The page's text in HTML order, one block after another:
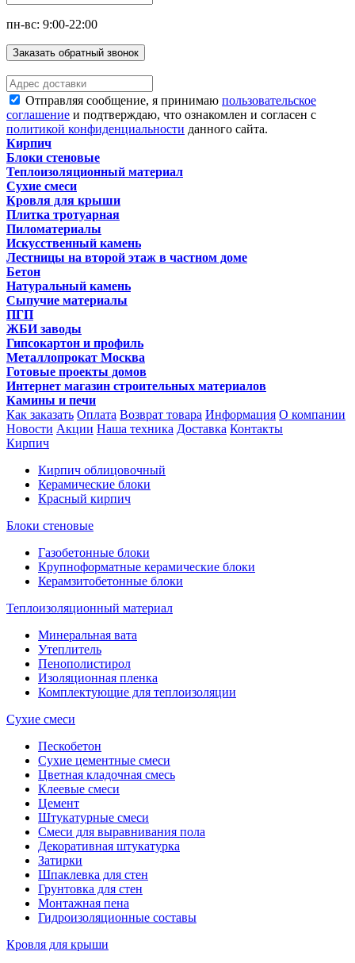
пн-вс: 9:00-22:00
Заказать обратный звонок
Отправляя сообщение, я принимаю пользовательское
соглашение и подтверждаю, что ознакомлен и согласен с
политикой конфиденциальности данного сайта.
Кирпич
Блоки стеновые
Теплоизоляционный материал
Сухие смеси
Кровля для крыши
Плитка тротуарная
Пиломатериалы
Искусственный камень
Лестницы на второй этаж в частном доме
Бетон
Натуральный камень
Сыпучие материалы
ПГП
ЖБИ заводы
Гипсокартон и профиль
Металлопрокат Москва
Готовые проекты домов
Интернет магазин строительных материалов
Камины и печи
Как заказать Оплата Возврат товара Информация О компании
Новости Акции Наша техника Доставка Контакты
Кирпич
Кирпич облицовочный
Керамические блоки
Красный кирпич
Блоки стеновые
Газобетонные блоки
Крупноформатные керамические блоки
Керамзитобетонные блоки
Теплоизоляционный материал
Минеральная вата
Утеплитель
Пенополистирол
Изоляционная пленка
Комплектующие для теплоизоляции
Сухие смеси
Пескобетон
Сухие цементные смеси
Цветная кладочная смесь
Клеевые смеси
Цемент
Штукатурные смеси
Смеси для выравнивания пола
Декоративная штукатурка
Затирки
Шпаклевка для стен
Грунтовка для стен
Монтажная пена
Гидроизоляционные составы
Кровля для крыши